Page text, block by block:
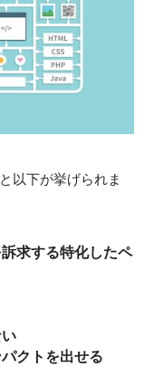
以下が挙げられま
求する特化したペ
クトを出せる